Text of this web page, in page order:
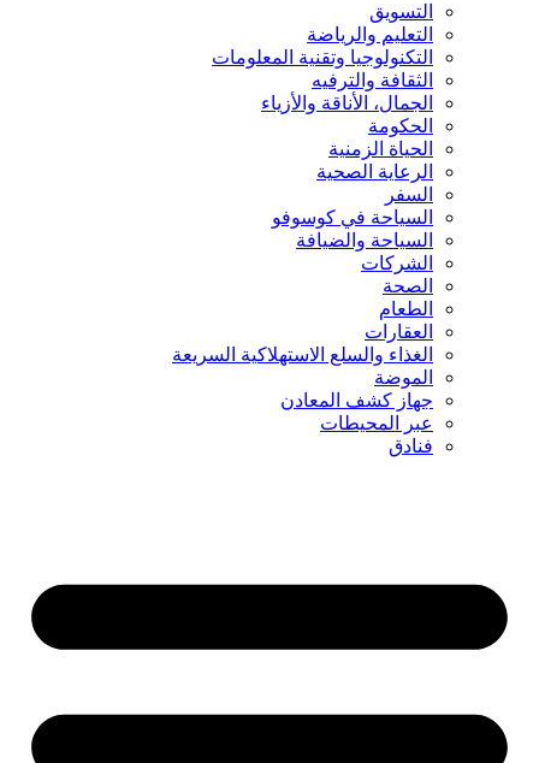
التسويق
التعليم والرياضة
التكنولوجيا وتقنية المعلومات
الثقافة والترفيه
الجمال، الأناقة والأزياء
الحكومة
الحياة الزمنية
الرعاية الصحية
السفر
السياحة في كوسوفو
السياحة والضيافة
الشركات
الصحة
الطعام
العقارات
الغذاء والسلع الاستهلاكية السريعة
الموضة
جهاز كشف المعادن
عبر المحيطات
فنادق